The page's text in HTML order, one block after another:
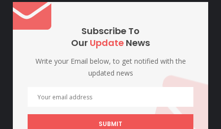
Subscribe To
Our Update News
Write your Email below, to get notified with the
updated news
SUBMIT